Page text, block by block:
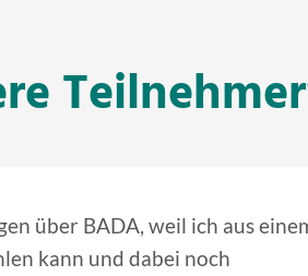
über BADA, weil ich aus
kann und dabei noch